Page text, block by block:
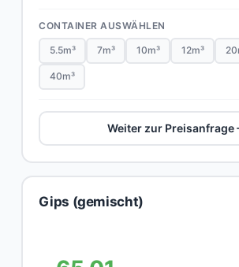
CONTAINER AUSWÄHLEN
5.5m³ 7m³ 10m³ 12m³
40m³
Weiter zur Preisanfrage
Gips (gemischt)